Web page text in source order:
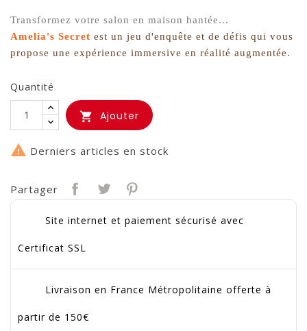
Transformez votre salon en maison hantée...
Amelia's Secret est un jeu d'enquête et de défis qui vous
propose une expérience immersive en réalité augmentée.
Quantité
 Ajouter
 Derniers articles en stock
Partager
Site internet et paiement sécurisé avec
Certificat SSL
Livraison en France Métropolitaine offerte à
partir de 150€